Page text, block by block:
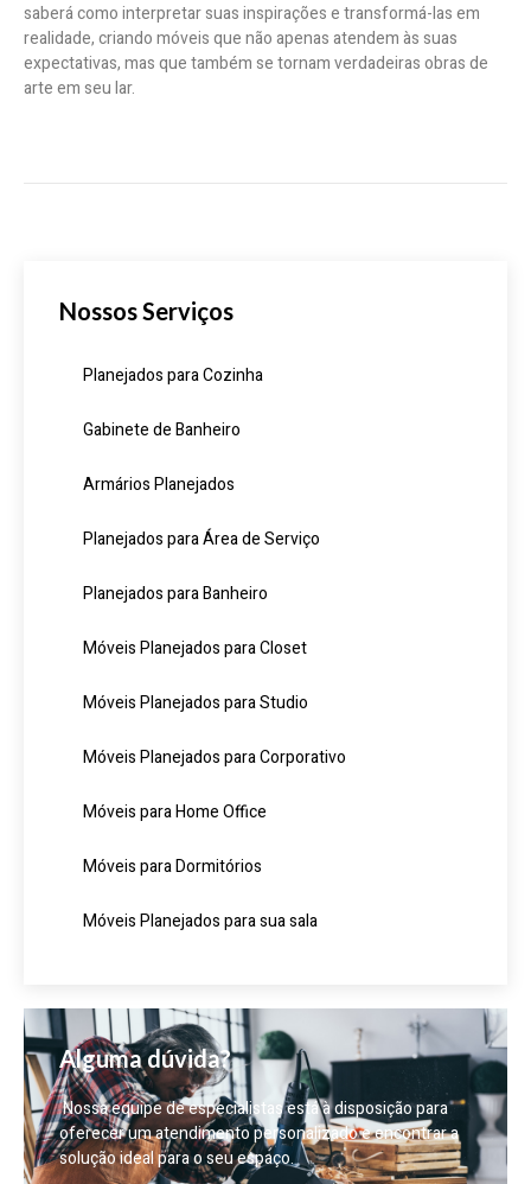
saberá como interpretar suas inspirações e transformá-las em
realidade, criando móveis que não apenas atendem às suas
expectativas, mas que também se tornam verdadeiras obras de
arte em seu lar.
Nossos Serviços
Planejados para Cozinha
Gabinete de Banheiro
Armários Planejados
Planejados para Área de Serviço
Planejados para Banheiro
Móveis Planejados para Closet
Móveis Planejados para Studio
Móveis Planejados para Corporativo
Móveis para Home Office
Móveis para Dormitórios
Móveis Planejados para sua sala
Alguma dúvida?
Nossa equipe de especialistas está à disposição para
oferecer um atendimento personalizado e encontrar a
solução ideal para o seu espaço.